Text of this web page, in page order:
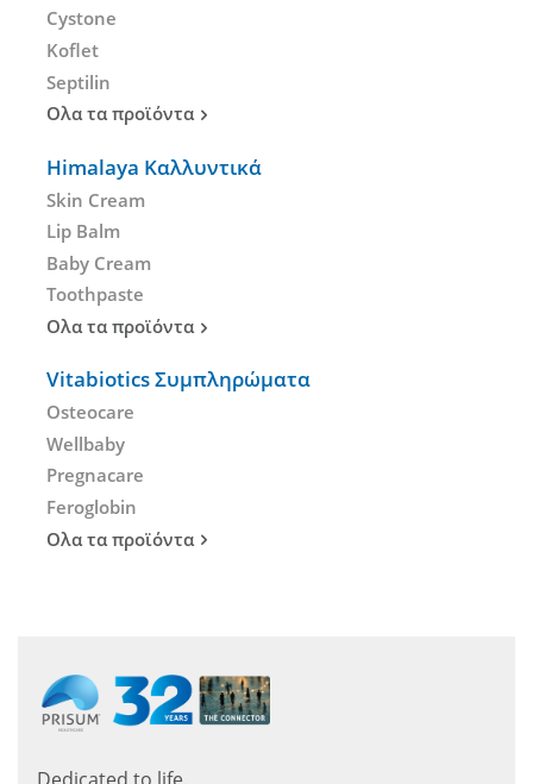
Cystone
Koflet
Septilin
Ολα τα προϊόντα
Himalaya Καλλυντικά
Skin Cream
Lip Balm
Baby Cream
Toothpaste
Ολα τα προϊόντα
Vitabiotics Συμπληρώματα
Osteocare
Wellbaby
Pregnacare
Feroglobin
Ολα τα προϊόντα